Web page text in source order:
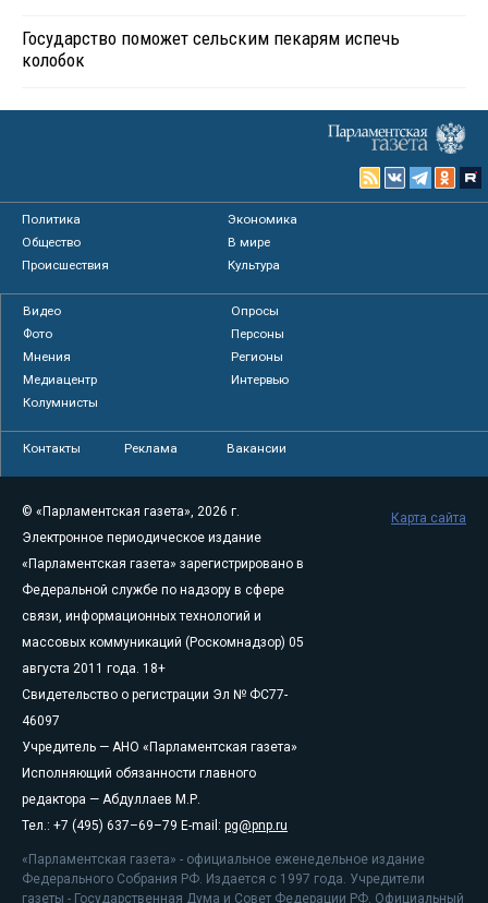
Государство поможет сельским пекарям испечь
колобок
Политика
Экономика
Общество
В мире
Происшествия
Культура
Видео
Опросы
Фото
Персоны
Мнения
Регионы
Медиацентр
Интервью
Колумнисты
Контакты Реклама Вакансии
© «Парламентская газета», 2026 г.
Электронное периодическое издание
«Парламентская газета» зарегистрировано в
Федеральной службе по надзору в сфере
связи, информационных технологий и
массовых коммуникаций (Роскомнадзор) 05
августа 2011 года. 18+
Свидетельство о регистрации Эл № ФС77-
46097
Учредитель — АНО «Парламентская газета»
Исполняющий обязанности главного
редактора — Абдуллаев М.Р.
Тел.: +7 (495) 637–69–79 E-mail: pg@pnp.ru
«Парламентская газета» - официальное еженедельное издание
Федерального Собрания РФ. Издается с 1997 года. Учредители
газеты - Государственная Дума и Совет Федерации РФ. Официальный
Карта сайта